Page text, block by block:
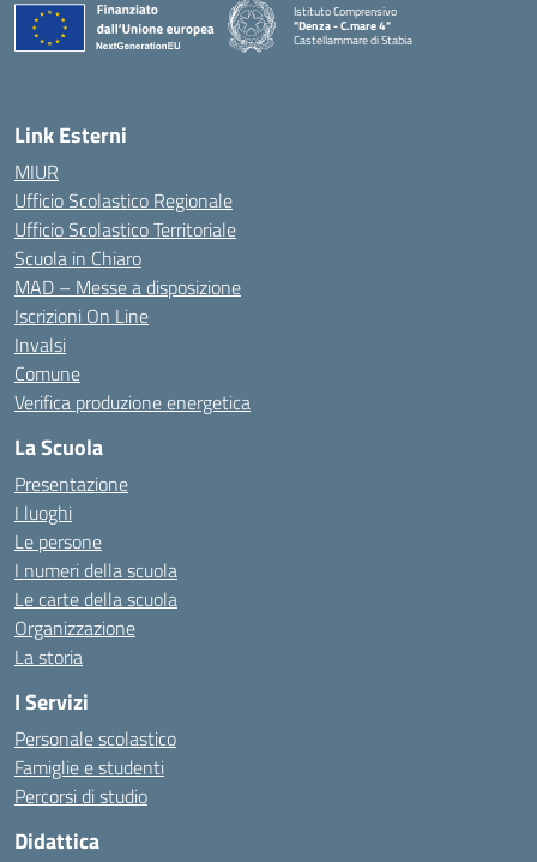
Istituto Comprensivo
"Denza - C.mare 4"
Castellammare di Stabia
Link Esterni
MIUR
Ufficio Scolastico Regionale
Ufficio Scolastico Territoriale
Scuola in Chiaro
MAD – Messe a disposizione
Iscrizioni On Line
Invalsi
Comune
Verifica produzione energetica
La Scuola
Presentazione
I luoghi
Le persone
I numeri della scuola
Le carte della scuola
Organizzazione
La storia
I Servizi
Personale scolastico
Famiglie e studenti
Percorsi di studio
Didattica